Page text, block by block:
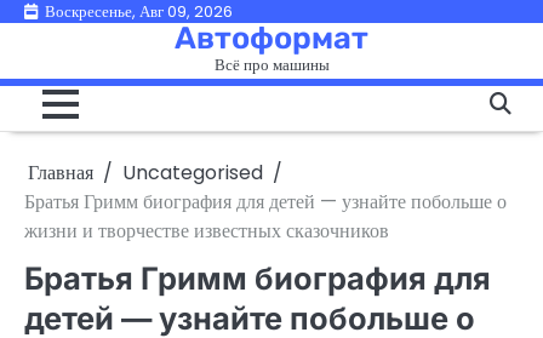
ПерейтиВоскресенье, Авг 09, 2026
Автоформат
Всё про машины
Главная
Uncategorised
Братья Гримм биография для детей — узнайте побольше о
жизни и творчестве известных сказочников
Братья Гримм биография для
детей — узнайте побольше о